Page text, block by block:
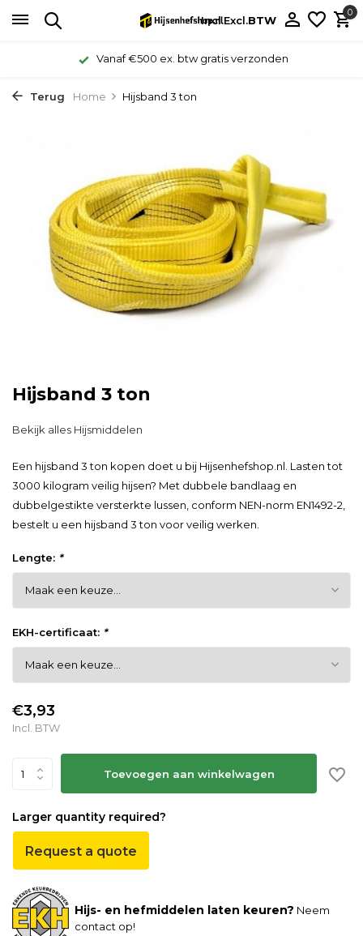
Incl.Excl.BTW
0
Vanaf €500 ex. btw gratis verzonden
Terug Home Hijsband 3 ton
Hijsband 3 ton
Bekijk alles Hijsmiddelen
Een hijsband 3 ton kopen doet u bij Hijsenhefshop.nl. Lasten tot
3000 kilogram veilig hijsen? Met dubbele bandlaag en
dubbelgestikte versterkte lussen, conform NEN-norm EN1492-2,
bestelt u een hijsband 3 ton voor veilig werken.
Lengte: *
EKH-certificaat: *
€3,93
Incl. BTW
Toevoegen aan winkelwagen
Larger quantity required?
Request a quote
Hijs- en hefmiddelen laten keuren? Neem
contact op!